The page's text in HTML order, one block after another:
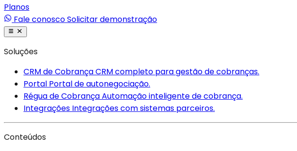
Planos
Fale conoscoSolicitar demonstração
Soluções
CRM de CobrançaCRM completo para gestão de cobranças.
Portal Portal de autonegociação.
Régua de CobrançaAutomação inteligente de cobrança.
Integrações Integrações com sistemas parceiros.
Conteúdos